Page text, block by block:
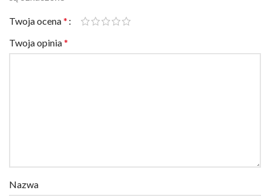
Twoja ocena *
Twoja opinia *
Nazwa